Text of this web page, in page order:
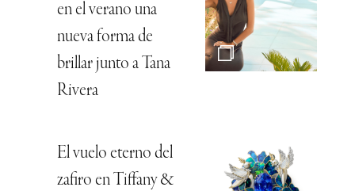
en el verano una
nueva forma de
brillar junto a Tana
Rivera
El vuelo eterno del
zafiro en Tiffany &